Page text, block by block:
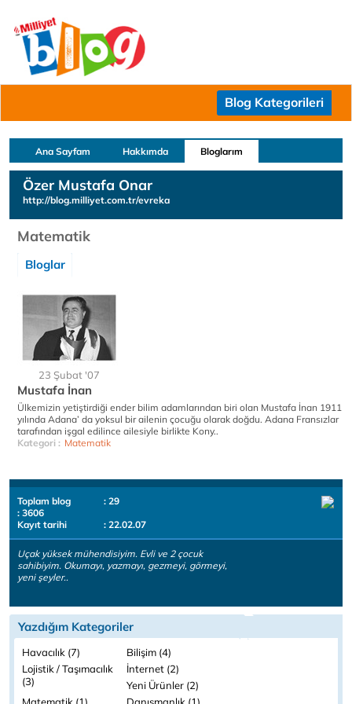
Blog Kategorileri
Ana Sayfam Hakkımda Bloglarım
Özer Mustafa Onar
http://blog.milliyet.com.tr/evreka
Matematik
Bloglar
23 Şubat '07
Mustafa İnan
Ülkemizin yetiştirdiği ender bilim adamlarından biri olan Mustafa İnan 1911
yılında Adana’ da yoksul bir ailenin çocuğu olarak doğdu. Adana Fransızlar
tarafından işgal edilince ailesiyle birlikte Kony..
Kategori : Matematik
Toplam blog
: 29
: 3606
Kayıt tarihi
: 22.02.07
Uçak yüksek mühendisiyim. Evli ve 2 çocuk
sahibiyim. Okumayı, yazmayı, gezmeyi, görmeyi,
yeni şeyler..
Yazdığım Kategoriler
Havacılık (7)
Bilişim (4)
Lojistik / Taşımacılık
(3)
İnternet (2)
Yeni Ürünler (2)